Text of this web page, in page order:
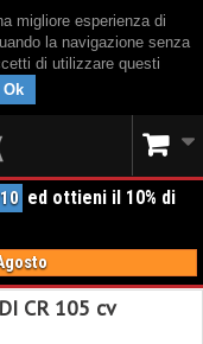
migliore esperienza di
la navigazione senza
di utilizzare questi
Ok
ed ottieni il 10% di
CR 105 cv